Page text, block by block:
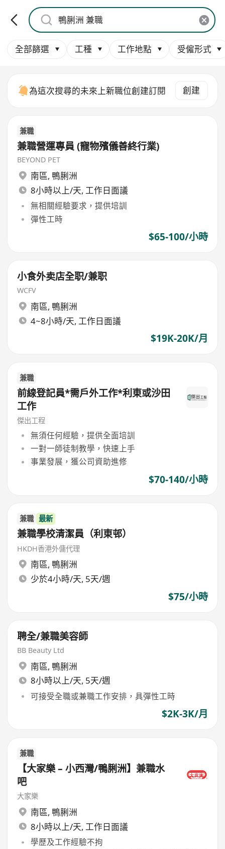
全部篩選 工種 工作地點 受僱形式
為這次搜尋的未來上新職位創建訂閱 創建
兼職
兼職營運專員 (寵物殯儀善終行業)
BEYOND PET
南區, 鴨脷洲
8小時以上/天, 工作日面議
無相關經驗要求，提供培訓
彈性工時
$65-100/小時
小食外卖店全职/兼职
WCFV
南區, 鴨脷洲
4~8小時/天, 工作日面議
$19K-20K/月
兼職
前線登記員*需戶外工作*利東或沙田
工作
傑出工程
無須任何經驗，提供全面培訓
一對一師徒制教學，快速上手
事業發展，獲公司資助進修
$70-140/小時
兼職 最新
兼職學校清潔員（利東邨）
HKDH香港外傭代理
南區, 鴨脷洲
少於4小時/天, 5天/週
$75/小時
聘全/兼職美容師
BB Beauty Ltd
南區, 鴨脷洲
8小時以上/天, 5天/週
可接受全職或兼職工作安排，具彈性工時
$2K-3K/月
兼職
【大家樂 – 小西灣/鴨脷洲】兼職水
吧
大家樂
南區, 鴨脷洲
8小時以上/天, 工作日面議
學歷及工作經驗不拘